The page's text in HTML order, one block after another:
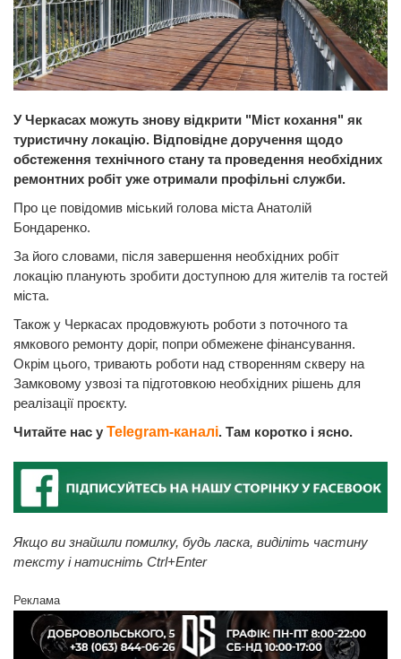
У Черкасах можуть знову відкрити "Міст кохання" як
туристичну локацію. Відповідне доручення щодо
обстеження технічного стану та проведення необхідних
ремонтних робіт уже отримали профільні служби.
Про це повідомив міський голова міста Анатолій
Бондаренко.
За його словами, після завершення необхідних робіт
локацію планують зробити доступною для жителів та гостей
міста.
Також у Черкасах продовжують роботи з поточного та
ямкового ремонту доріг, попри обмежене фінансування.
Окрім цього, тривають роботи над створенням скверу на
Замковому узвозі та підготовкою необхідних рішень для
реалізації проєкту.
Читайте нас у Telegram-каналі. Там коротко і ясно.
Якщо ви знайшли помилку, будь ласка, виділіть частину
тексту і натисніть Ctrl+Enter
Реклама